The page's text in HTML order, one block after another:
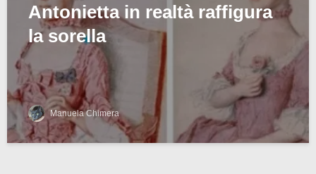
Antonietta in realtà raffigura
la sorella
Manuela Chimera